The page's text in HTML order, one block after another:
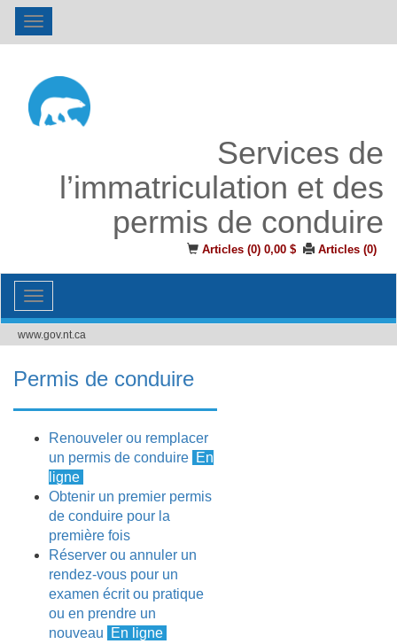
Toggle
navigation
Services de
l’immatriculation et des
permis de conduire
Articles (0) 0,00 $ Articles (0)
Toggle
navigation
www.gov.nt.ca
Permis de conduire
Renouveler ou remplacer
un permis de conduire En
ligne
Obtenir un premier permis
de conduire pour la
première fois
Réserver ou annuler un
rendez-vous pour un
examen écrit ou pratique
ou en prendre un
nouveau
En ligne